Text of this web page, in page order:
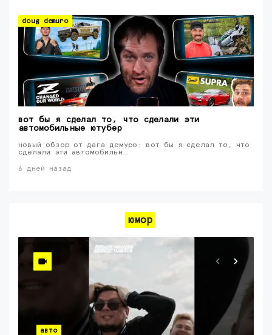
doug demuro
вот бы я сделал то, что сделали эти
автомобильные ютубер
новый обзор от дага демуро: вот бы я сделал то, что
сделали эти автомобильн…
6 дней назад
юмор
авто